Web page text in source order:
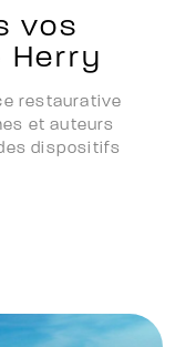
vos
Herry
restaurative
et auteurs
dispositifs